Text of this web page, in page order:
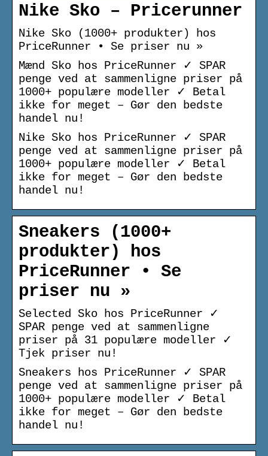
Nike Sko – Pricerunner
Nike Sko (1000+ produkter) hos
PriceRunner • Se priser nu »
Mænd Sko hos PriceRunner ✓ SPAR
penge ved at sammenligne priser på
1000+ populære modeller ✓ Betal
ikke for meget – Gør den bedste
handel nu!
Nike Sko hos PriceRunner ✓ SPAR
penge ved at sammenligne priser på
1000+ populære modeller ✓ Betal
ikke for meget – Gør den bedste
handel nu!
Sneakers (1000+
produkter) hos
PriceRunner • Se
priser nu »
Selected Sko hos PriceRunner ✓
SPAR penge ved at sammenligne
priser på 31 populære modeller ✓
Tjek priser nu!
Sneakers hos PriceRunner ✓ SPAR
penge ved at sammenligne priser på
1000+ populære modeller ✓ Betal
ikke for meget – Gør den bedste
handel nu!